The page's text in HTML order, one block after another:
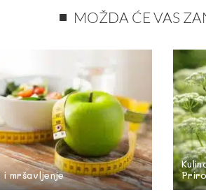
MOŽDA ĆE VAS
i mršavljenje